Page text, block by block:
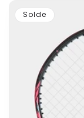
Solde